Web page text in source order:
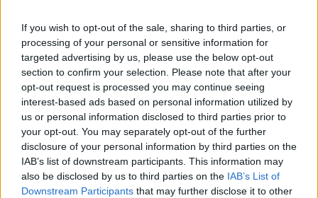
If you wish to opt-out of the sale, sharing to third parties, or
processing of your personal or sensitive information for
targeted advertising by us, please use the below opt-out
section to confirm your selection. Please note that after your
opt-out request is processed you may continue seeing
interest-based ads based on personal information utilized by
us or personal information disclosed to third parties prior to
your opt-out. You may separately opt-out of the further
disclosure of your personal information by third parties on the
IAB’s list of downstream participants. This information may
also be disclosed by us to third parties on the IAB’s List of
Downstream Participants that may further disclose it to other
Prikaži več
Želiš biti vedno na tekočem? Prijavi se na novice in dvakrat
tedensko v svoj email nabiralnik prejmi pregled svežih novic.
E-naslov
CAPTCHA
Nisem robot
Naročite se Prijavi se na cajtng